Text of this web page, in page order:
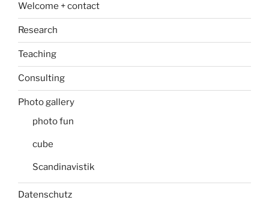
Welcome + contact
Research
Teaching
Consulting
Photo gallery
photo fun
cube
Scandinavistik
Datenschutz